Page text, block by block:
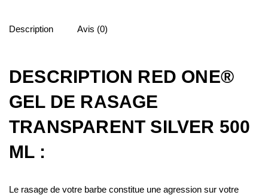
Description Avis (0)
DESCRIPTION RED ONE®
GEL DE RASAGE
TRANSPARENT SILVER 500
ML :
Le rasage de votre barbe constitue une agression sur votre